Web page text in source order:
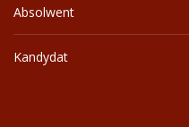
Absolwent
Kandydat